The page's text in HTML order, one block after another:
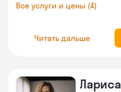
Все услуги и цены (4)
Читать дальше
Лариса